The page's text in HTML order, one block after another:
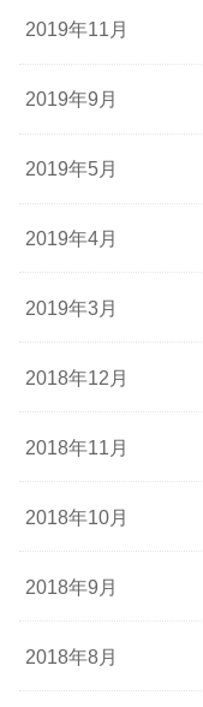
2019年11月
2019年9月
2019年5月
2019年4月
2019年3月
2018年12月
2018年11月
2018年10月
2018年9月
2018年8月